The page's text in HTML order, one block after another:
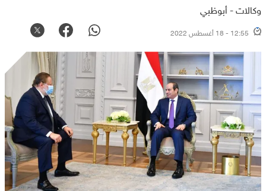
وكالات - أبوظبي
12:55 - 18 أغسطس 2022